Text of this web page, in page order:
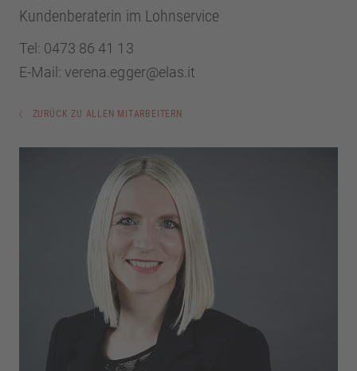
Kundenberaterin im Lohnservice
Tel: 0473 86 41 13
E-Mail:verena.egger@elas.it
ZURÜCK ZU ALLEN MITARBEITERN